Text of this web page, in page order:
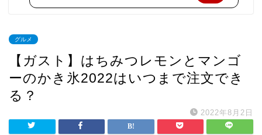
入
グルメ
【ガスト】はちみつレモンとマンゴ
ーのかき氷2022はいつまで注文でき
る？
2022年8月2日